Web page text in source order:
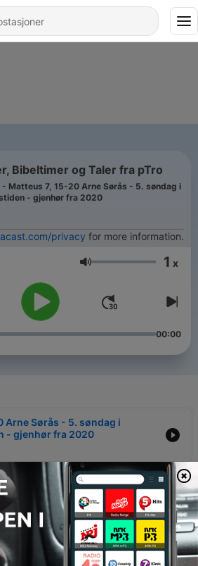
Bibeltimer og Taler fra pTro
Matteus 7, 15-20 Arne Sørås - 5. søndag i
treenighetstiden - gjenhør fra 2020
acast.com/privacy for more information.
Volum 1 x
00:00
Arne Sørås - 5. søndag i
- gjenhør fra 2020
Svein Kåre Harestad -
Gjenhør fra 2017
27 Jakob Middelthon - gjenhør